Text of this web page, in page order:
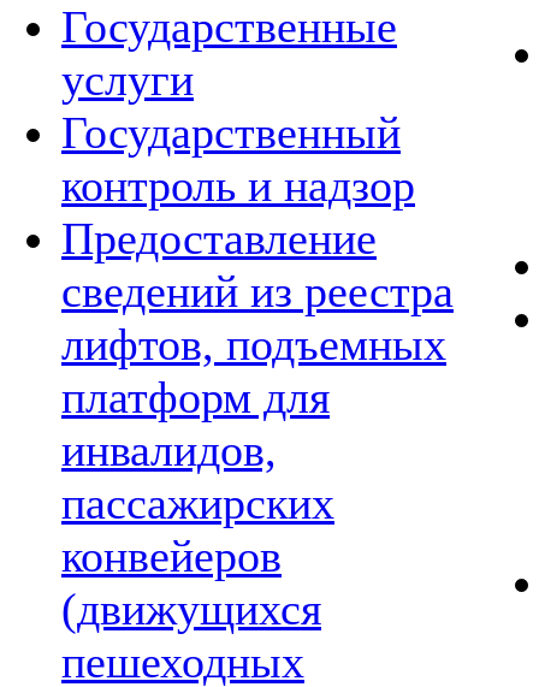
Государственные
услуги
Государственный
контроль и надзор
Предоставление
сведений из реестра
лифтов, подъемных
платформ для
инвалидов,
пассажирских
конвейеров
(движущихся
пешеходных